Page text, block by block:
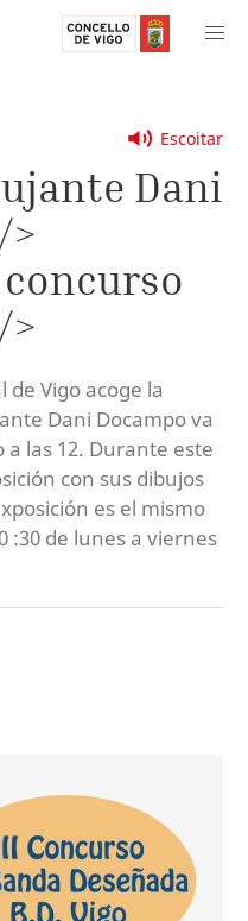
Escoitar
Dani
>
>
de Vigo acoge la
Dani Docampo va
a las 12. Durante este
con sus dibujos
es el mismo
:30 de lunes a viernes